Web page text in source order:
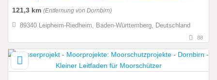
121,3 km (Entfernung von Dornbirn)
89340 Leipheim-Riedheim, Baden-Württemberg, Deutschland
88